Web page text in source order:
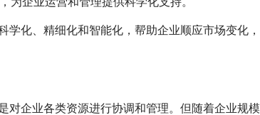
化、精细化和智能化，帮助企业顺应市场变化，
对企业各类资源进行协调和管理。但随着企业规模